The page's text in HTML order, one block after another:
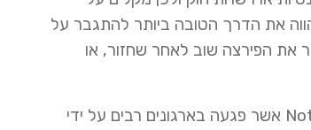
את הדרך הטובה ביותר להתגבר על
את הפירצה שוב לאחר שחזור, או
דוגמה נוספת למתקפת כופרה, מהמפורסמות שהתרחשו בעשור האחרון הינה מתקפת NotPetya אשר פגעה בארגונים רבים על ידי